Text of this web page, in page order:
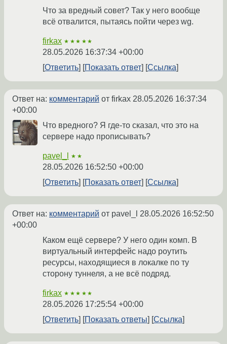
Что за вредный совет? Так у него вообще
всё отвалится, пытаясь пойти через wg.
firkax ★★★★★
28.05.2026 16:37:34 +00:00
Ответить
Показать ответ Ссылка
Ответ на: комментарий от firkax 28.05.2026 16:37:34
+00:00
Что вредного? Я где-то сказал, что это на
сервере надо прописывать?
pavel_l ★★
28.05.2026 16:52:50 +00:00
Ответить
Показать ответ Ссылка
Ответ на: комментарий от pavel_l 28.05.2026 16:52:50
+00:00
Каком ещё сервере? У него один комп. В
виртуальный интерфейс надо роутить
ресурсы, находящиеся в локалке по ту
сторону туннеля, а не всё подряд.
firkax ★★★★★
28.05.2026 17:25:54 +00:00
Ответить
Показать ответы Ссылка